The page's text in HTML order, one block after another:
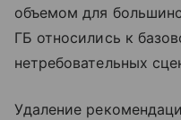
объемом для
ГБ относились к
нетребовательных
Удаление